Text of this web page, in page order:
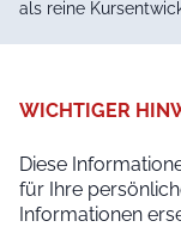
als reine
WICHTIGER
Diese
für Ihre
Informationen